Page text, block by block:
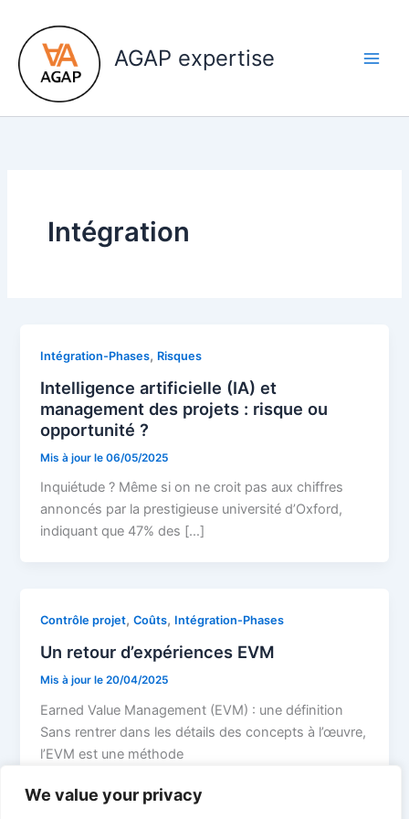
We value your privacy
contenu
AGAP expertise
Intégration
Intégration-Phases, Risques
Intelligence artificielle (IA) et
management des projets : risque ou
opportunité ?
Mis à jour le06/05/2025
Inquiétude ? Même si on ne croit pas aux chiffres
annoncés par la prestigieuse université d’Oxford,
indiquant que 47% des […]
Contrôle projet,Coûts, Intégration-Phases
Un retour d’expériences EVM
Mis à jour le20/04/2025
Earned Value Management (EVM) : une définition
Sans rentrer dans les détails des concepts à l’œuvre,
l’EVM est une méthode